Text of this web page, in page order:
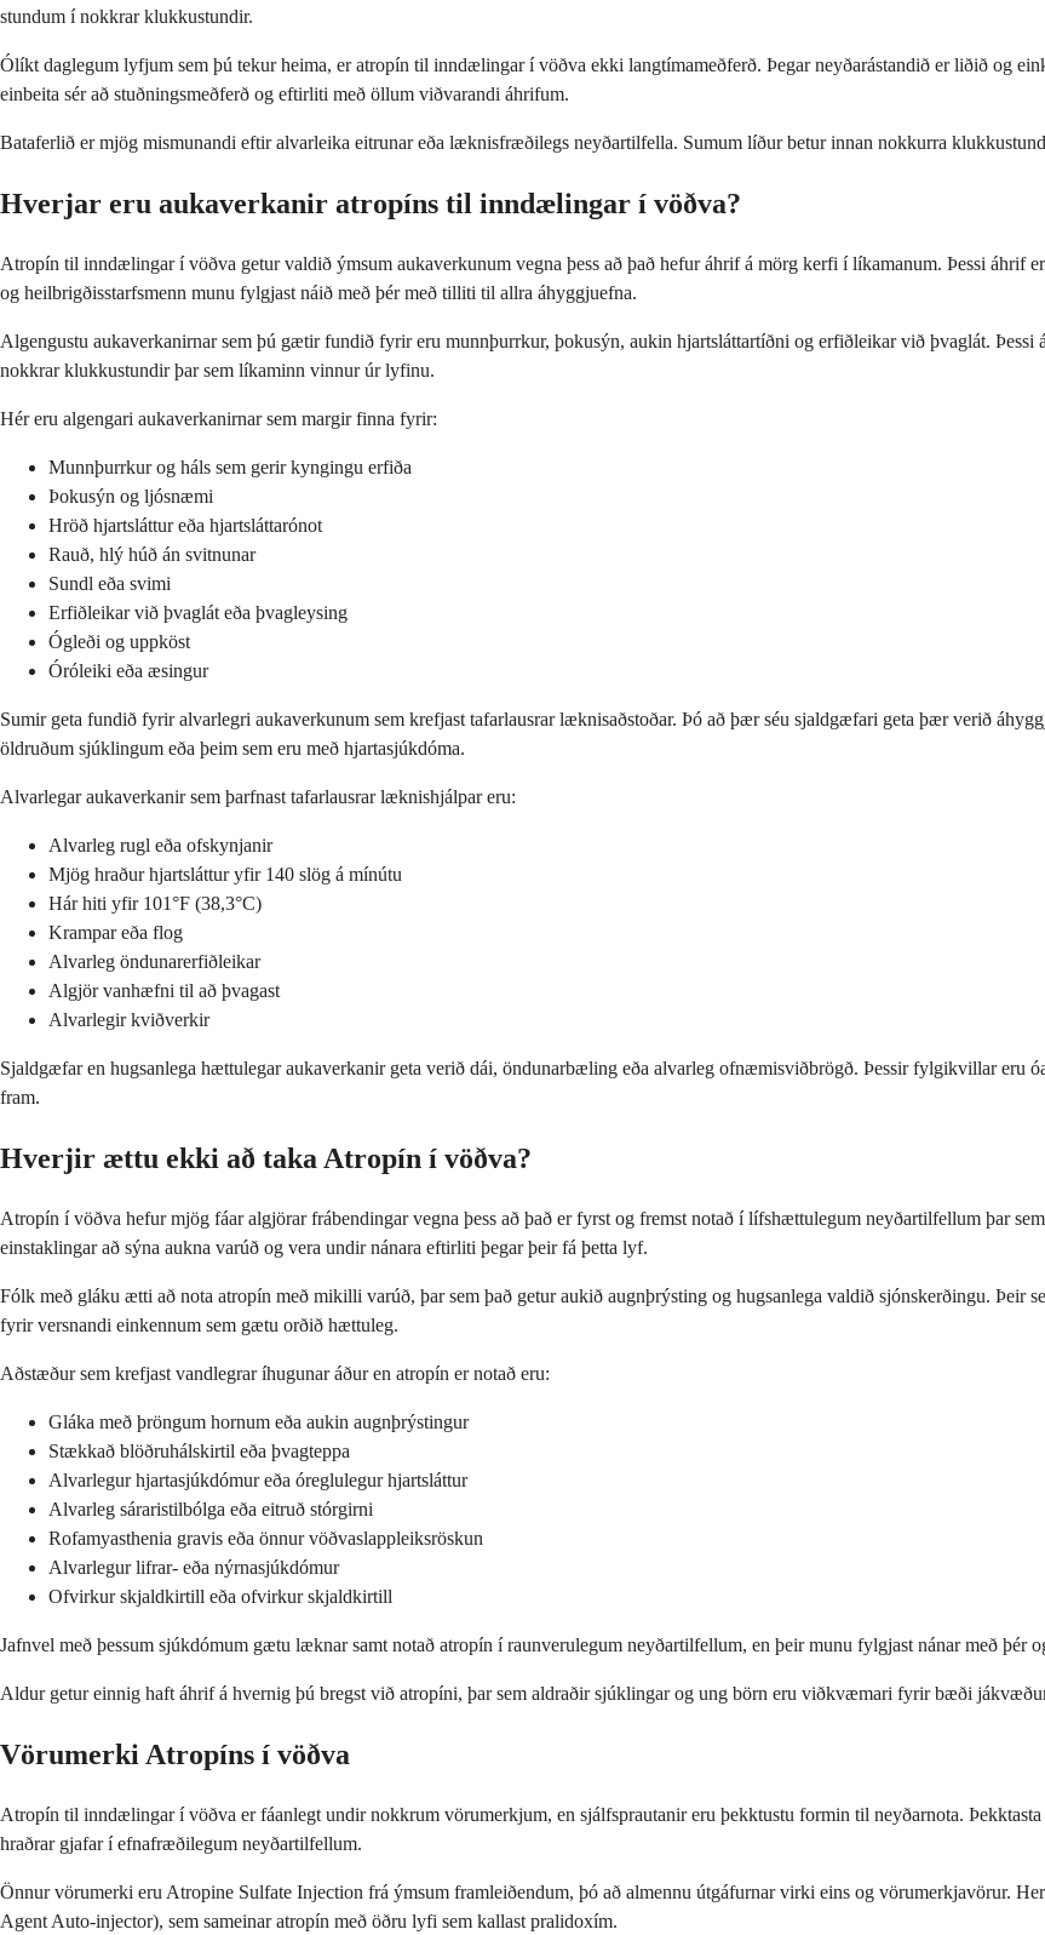
stundum í nokkrar klukkustundir.
Ólíkt daglegum lyfjum sem þú tekur heima, er atropín til inndælingar í vöðva ekki langtímameðferð. Þegar neyðarástandið er liðið og
einbeita sér að stuðningsmeðferð og eftirliti með öllum viðvarandi áhrifum.
Bataferlið er mjög mismunandi eftir alvarleika eitrunar eða læknisfræðilegs neyðartilfella. Sumum líður betur innan nokkurra
Hverjar eru aukaverkanir atropíns til inndælingar í vöðva?
Atropín til inndælingar í vöðva getur valdið ýmsum aukaverkunum vegna þess að það hefur áhrif á mörg kerfi í líkamanum. Þessi
og heilbrigðisstarfsmenn munu fylgjast náið með þér með tilliti til allra áhyggjuefna.
Algengustu aukaverkanirnar sem þú gætir fundið fyrir eru munnþurrkur, þokusýn, aukin hjartsláttartíðni og erfiðleikar við þvaglát.
nokkrar klukkustundir þar sem líkaminn vinnur úr lyfinu.
Hér eru algengari aukaverkanirnar sem margir finna fyrir:
Munnþurrkur og háls sem gerir kyngingu erfiða
Þokusýn og ljósnæmi
Hröð hjartsláttur eða hjartsláttarónot
Rauð, hlý húð án svitnunar
Sundl eða svimi
Erfiðleikar við þvaglát eða þvagleysing
Ógleði og uppköst
Óróleiki eða æsingur
Sumir geta fundið fyrir alvarlegri aukaverkunum sem krefjast tafarlausrar læknisaðstoðar. Þó að þær séu sjaldgæfari geta þær verið
öldruðum sjúklingum eða þeim sem eru með hjartasjúkdóma.
Alvarlegar aukaverkanir sem þarfnast tafarlausrar læknishjálpar eru:
Alvarleg rugl eða ofskynjanir
Mjög hraður hjartsláttur yfir 140 slög á mínútu
Hár hiti yfir 101°F (38,3°C)
Krampar eða flog
Alvarleg öndunarerfiðleikar
Algjör vanhæfni til að þvagast
Alvarlegir kviðverkir
Sjaldgæfar en hugsanlega hættulegar aukaverkanir geta verið dái, öndunarbæling eða alvarleg ofnæmisviðbrögð. Þessir fylgikvillar eru
fram.
Hverjir ættu ekki að taka Atropín í vöðva?
Atropín í vöðva hefur mjög fáar algjörar frábendingar vegna þess að það er fyrst og fremst notað í lífshættulegum neyðartilfellum þar
einstaklingar að sýna aukna varúð og vera undir nánara eftirliti þegar þeir fá þetta lyf.
Fólk með gláku ætti að nota atropín með mikilli varúð, þar sem það getur aukið augnþrýsting og hugsanlega valdið sjónskerðingu. Þeir
fyrir versnandi einkennum sem gætu orðið hættuleg.
Aðstæður sem krefjast vandlegrar íhugunar áður en atropín er notað eru:
Gláka með þröngum hornum eða aukin augnþrýstingur
Stækkað blöðruhálskirtil eða þvagteppa
Alvarlegur hjartasjúkdómur eða óreglulegur hjartsláttur
Alvarleg sáraristilbólga eða eitruð stórgirni
Rofamyasthenia gravis eða önnur vöðvaslappleiksröskun
Alvarlegur lifrar- eða nýrnasjúkdómur
Ofvirkur skjaldkirtill eða ofvirkur skjaldkirtill
Jafnvel með þessum sjúkdómum gætu læknar samt notað atropín í raunverulegum neyðartilfellum, en þeir munu fylgjast nánar með þér
Aldur getur einnig haft áhrif á hvernig þú bregst við atropíni, þar sem aldraðir sjúklingar og ung börn eru viðkvæmari fyrir bæði
Vörumerki Atropíns í vöðva
Atropín til inndælingar í vöðva er fáanlegt undir nokkrum vörumerkjum, en sjálfsprautanir eru þekktustu formin til neyðarnota.
hraðrar gjafar í efnafræðilegum neyðartilfellum.
Önnur vörumerki eru Atropine Sulfate Injection frá ýmsum framleiðendum, þó að almennu útgáfurnar virki eins og vörumerkjavörur.
Agent Auto-injector), sem sameinar atropín með öðru lyfi sem kallast pralidoxím.